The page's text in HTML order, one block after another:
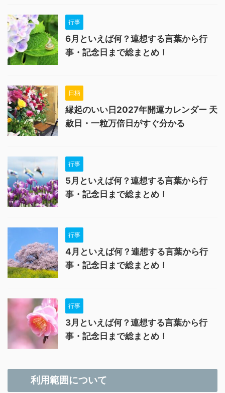
行事
6月といえば何？連想する言葉から行
事・記念日まで総まとめ！
日柄
縁起のいい日2027年開運カレンダー 天
赦日・一粒万倍日がすぐ分かる
行事
5月といえば何？連想する言葉から行
事・記念日まで総まとめ！
行事
4月といえば何？連想する言葉から行
事・記念日まで総まとめ！
行事
3月といえば何？連想する言葉から行
事・記念日まで総まとめ！
利用範囲について